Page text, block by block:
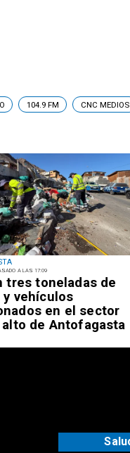
A LAS 17:09
tres toneladas de
y vehículos
en el sector
de Antofagasta
104.9 FM CNC MEDIOS